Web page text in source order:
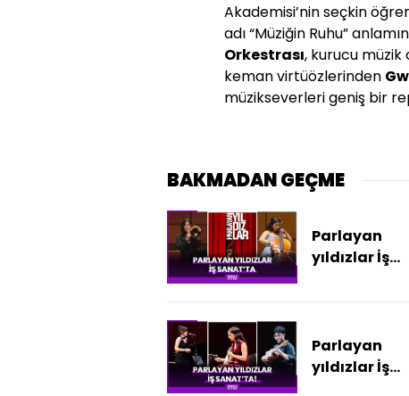
Akademisi’nin seçkin
adı “Müziğin Ruhu”
Orkestrası, kurucu
keman virtüözlerinden
müzikseverleri geniş bir
BAKMADAN GEÇME
Parlayan
yıldızlar İş
Parlayan
yıldızlar İş